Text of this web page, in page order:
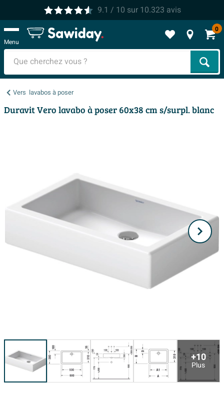
9.1 / 10 sur 10.323 avis
Menu
0
Vers lavabos à poser
Duravit Vero lavabo à poser 60x38 cm s/surpl. blanc
+10
Plus